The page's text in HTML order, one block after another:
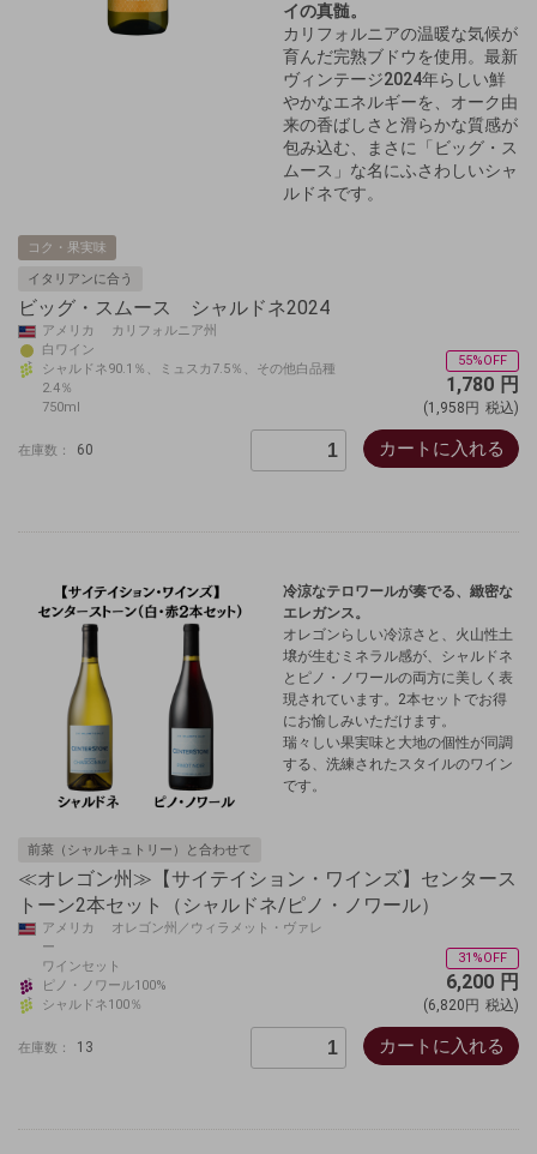
イの真髄。
カリフォルニアの温暖な気候が
育んだ完熟ブドウを使用。最新
ヴィンテージ2024年らしい鮮
やかなエネルギーを、オーク由
来の香ばしさと滑らかな質感が
包み込む、まさに「ビッグ・ス
ムース」な名にふさわしいシャ
ルドネです。
コク・果実味
イタリアンに合う
ビッグ・スムース シャルドネ2024
アメリカ カリフォルニア州
白ワイン
シャルドネ90.1％、ミュスカ7.5％、その他白品種
2.4％
750ml
55%OFF
1,780 円
(1,958円 税込)
在庫数： 60 カートに入れる
冷涼なテロワールが奏でる、緻密な
エレガンス。
オレゴンらしい冷涼さと、火山性土
壌が生むミネラル感が、シャルドネ
とピノ・ノワールの両方に美しく表
現されています。2本セットでお得
にお愉しみいただけます。
瑞々しい果実味と大地の個性が同調
する、洗練されたスタイルのワイン
です。
前菜（シャルキュトリー）と合わせて
≪オレゴン州≫【サイテイション・ワインズ】センタース
トーン2本セット（シャルドネ/ピノ・ノワール）
アメリカ オレゴン州／ウィラメット・ヴァレ
ー
ワインセット
ピノ・ノワール100%
シャルドネ100％
31%OFF
6,200 円
(6,820円 税込)
在庫数： 13 カートに入れる